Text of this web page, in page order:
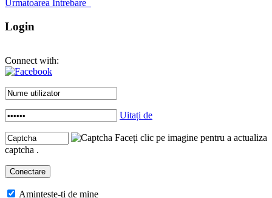
Urmatoarea Intrebare
Login
Connect with:
Uitați de
Faceți clic pe imagine pentru a actualiza
captcha .
Amintește-ți de mine